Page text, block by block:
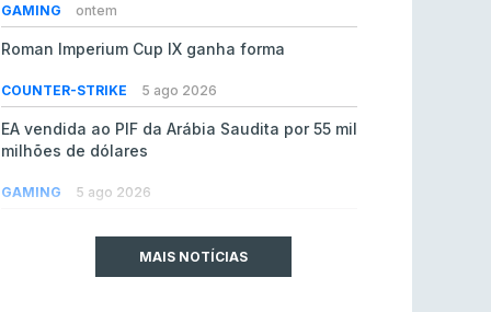
GAMING ontem
Roman Imperium Cup IX ganha forma
COUNTER-STRIKE 5 ago 2026
EA vendida ao PIF da Arábia Saudita por 55 mil
milhões de dólares
GAMING 5 ago 2026
MAIS NOTÍCIAS